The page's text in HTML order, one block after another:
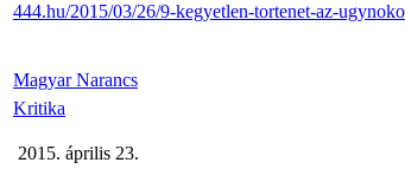
444.hu/2015/03/26/9-kegyetlen-tortenet-az-
Magyar Narancs
Kritika
2015. április 23.